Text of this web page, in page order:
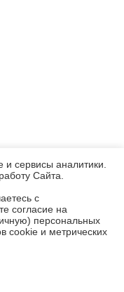
MEG CoreLiquid E15
сервисы аналитики.
Cайта.
с
согласие на
персональных
cookie и метрических